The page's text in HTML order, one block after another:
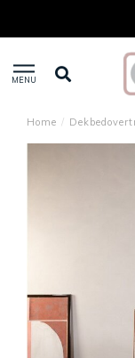
MENU
Home /